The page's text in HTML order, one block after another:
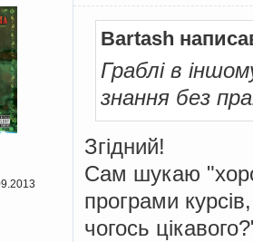
Bartash
Граблі в
знання без
Згідний!
Сам шукаю
програми
чогось